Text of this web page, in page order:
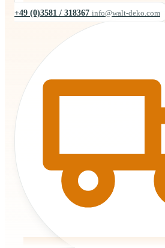
+49 (0)3581 / 318367 info@walt-deko.com